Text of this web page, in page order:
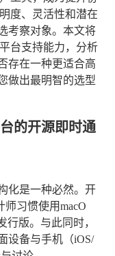
度、灵活性和潜在
考察对象。本文将
台支持能力，分析
存在一种更适合高
做出最明智的选型
的开源即时通
化是一种必然。开
师习惯使用macO
行版。与此同时，
设备与手机（iOS/